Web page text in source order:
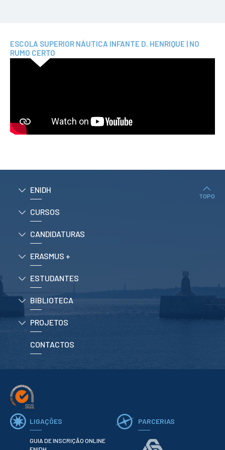
ESCOLA SUPERIOR NÁUTICA INFANTE D. HENRIQUE | NO
RUMO CERTO
ENIDH
CURSOS
CANDIDATURAS
ERASMUS +
ESTUDANTES
BIBLIOTECA
PROJETOS
CONTACTOS
TOPO
LIGAÇÕES
GUIA DE INSCRIÇÃO ONLINE
PARCERIAS